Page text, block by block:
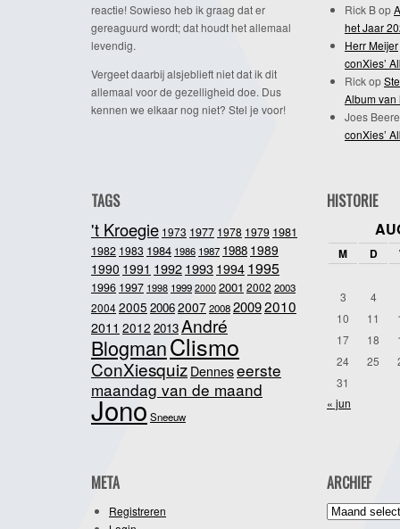
reactie! Sowieso heb ik graag dat er
gereaguurd wordt; dat houdt het allemaal
levendig.
Vergeet daarbij alsjeblieft niet dat ik dit
allemaal voor de gezelligheid doe. Dus
kennen we elkaar nog niet? Stel je voor!
Rick Bop
het Jaar
Herr Meijer
conXies’
Rickop
Album van
Joes
conXies’
TAGS
't Kroegie 1973 1977 1978 1979 1981
1982 1983 1984 1986 1987 1988 1989
1990 1991 19921993 1994 1995
1996 1997 1998 1999 2000 2001 2002 2003
20042005 20062007200820092010
2011 2012 2013André
BlogmanClismo
ConXiesquiz Denneseerste
maandag van de maand
JonoSneeuw
HISTORIE
M D
3
4
10
11
17
18
24
25
31
« jun
META
Registreren
ARCHIEF
Archief